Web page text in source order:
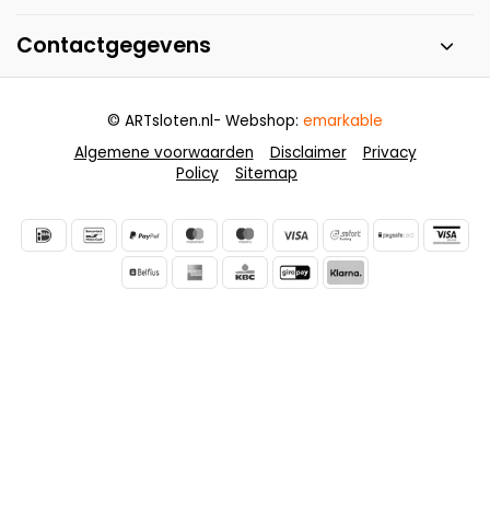
Contactgegevens
Algemene voorwaarden Disclaimer
Privacy
Policy
Sitemap
© ARTsloten.nl- Webshop: emarkable